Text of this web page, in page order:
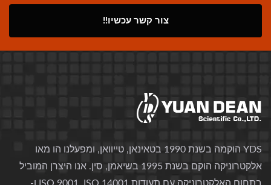
צור קשר עכשיו!!
YDS הוקמה בשנת 1990 בטאינאן, טייוואן, ומפעלנו הו מאו
אלקטרוניקה הוקם בשנת 1995 בשיאמן, סין. אנו היצרן המוביל